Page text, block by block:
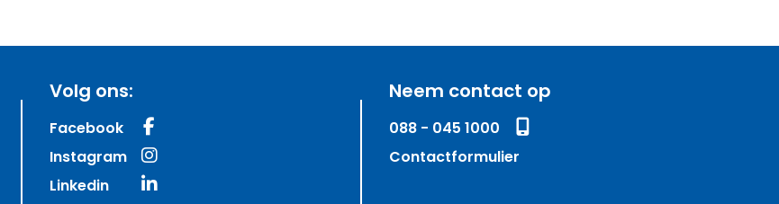
Volg ons:
Facebook
Instagram
Linkedin
Neem contact op
088 - 045 1000
Contactformulier